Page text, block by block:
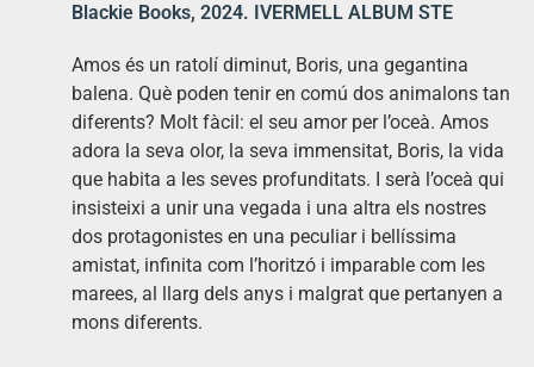
Blackie Books, 2024. IVERMELL ALBUM STE
Amos és un ratolí diminut, Boris, una gegantina
balena. Què poden tenir en comú dos animalons tan
diferents? Molt fàcil: el seu amor per l’oceà. Amos
adora la seva olor, la seva immensitat, Boris, la vida
que habita a les seves profunditats. I serà l’oceà qui
insisteixi a unir una vegada i una altra els nostres
dos protagonistes en una peculiar i bellíssima
amistat, infinita com l’horitzó i imparable com les
marees, al llarg dels anys i malgrat que pertanyen a
mons diferents.